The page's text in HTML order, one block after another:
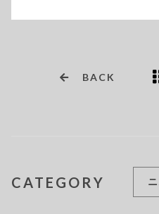
BACK
CATEGORY